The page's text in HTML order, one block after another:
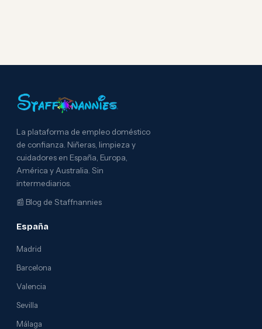
La plataforma de empleo doméstico
de confianza. Niñeras, limpieza y
cuidadores en España, Europa,
América y Australia. Sin
intermediarios.
📰 Blog de Staffnannies
España
Madrid
Barcelona
Valencia
Sevilla
Málaga